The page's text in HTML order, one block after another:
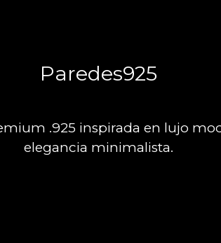
Paredes925
.925 inspirada en lujo
elegancia minimalista.